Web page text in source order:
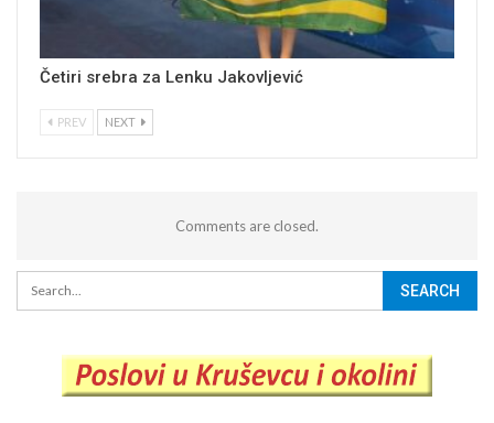
Četiri srebra za Lenku Jakovljević
PREV NEXT
Comments are closed.